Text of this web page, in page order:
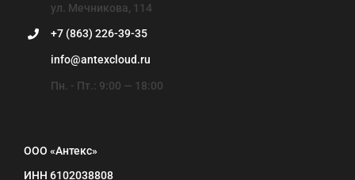
ул. Мечникова, 114
+7 (863) 226-39-35
info@antexcloud.ru
Пн. - Пт.: 9:00 — 18:00
ООО «Антекс»
ИНН 6102038808